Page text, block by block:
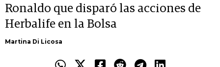
Ronaldo que disparó las acciones de
Herbalife en la Bolsa
Martina Di Licosa